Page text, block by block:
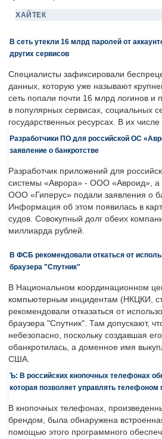
ХАЙТЕК
В сеть утекли 16 млрд паролей от
других сервисов
Специалисты зафиксировали
данных, которую уже называют
сеть попали почти 16 млрд логинов и
в популярных сервисах, социальных
государственных ресурсах. В их
Разработчики ПО для российской ОС
заявление о банкротстве
Разработчик приложений для
системы «Аврора» - ООО «Авроид», а
ООО «Гиперус» подали заявления о
Информация об этом появилась в
судов. Совокупный долг обеих
миллиарда рублей.
В ФСБ рекомендовали откаться от
браузера "Спутник"
В Национальном координационном
компьютерным инцидентам (НКЦКИ,
рекомендовали отказаться от
браузера "Спутник". Там допускают,
небезопасно, поскольку создавшая
обанкротилась, а доменное имя
США.
Ъ: В российских кнопочных телефонах
которая позволяет управлять телефоном
В кнопочных телефонах,
брендом, была обнаружена
помощью этого программного